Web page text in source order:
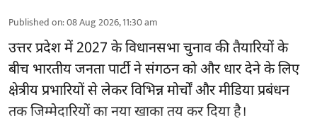
Published on:08 Aug 2026, 11:30 am
उत्तर प्रदेश में 2027 के विधानसभा चुनाव की तैयारियों के
बीच भारतीय जनता पार्टी ने संगठन को और धार देने के लिए
क्षेत्रीय प्रभारियों से लेकर विभिन्न मोर्चों और मीडिया प्रबंधन
तक जिम्मेदारियों का नया खाका तय कर दिया है।